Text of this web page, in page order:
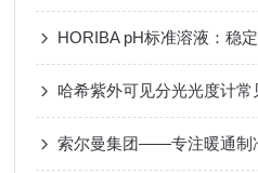
HORIBA pH标准溶液：稳
哈希紫外可见分光光度计
索尔曼集团——专注暖通制